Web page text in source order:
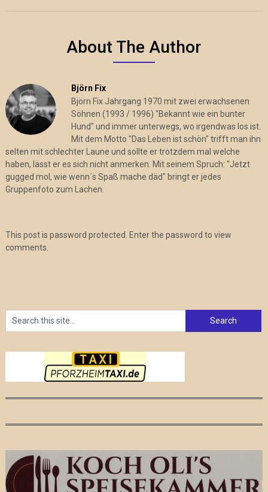
About The Author
Björn Fix
Björn Fix Jahrgang 1970 mit zwei erwachsenen
Söhnen (1993 / 1996) "Bekannt wie ein bunter
Hund" und immer unterwegs, wo irgendwas los ist.
Mit dem Motto "Das Leben ist schön" trifft man ihn
selten mit schlechter Laune und sollte er trotzdem mal welche
haben, lässt er es sich nicht anmerken. Mit seinem Spruch: "Jetzt
gugged mol, wie wenn´s Spaß mache däd" bringt er jedes
Gruppenfoto zum Lachen.
This post is password protected. Enter the password to view
comments.